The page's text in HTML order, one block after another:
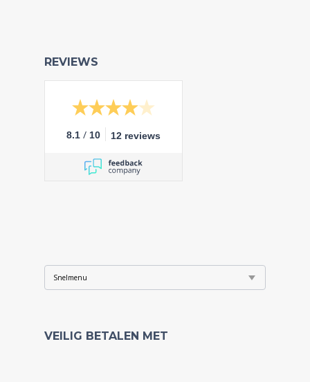
REVIEWS
8.1 / 10 12 reviews
VEILIG BETALEN MET